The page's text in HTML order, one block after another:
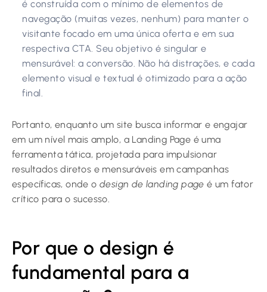
é construída com o mínimo de elementos de
navegação (muitas vezes, nenhum) para manter o
visitante focado em uma única oferta e em sua
respectiva CTA. Seu objetivo é singular e
mensurável: a conversão. Não há distrações, e cada
elemento visual e textual é otimizado para a ação
final.
Portanto, enquanto um site busca informar e engajar
em um nível mais amplo, a Landing Page é uma
ferramenta tática, projetada para impulsionar
resultados diretos e mensuráveis em campanhas
específicas, onde o design de landing page é um fator
crítico para o sucesso.
Por que o design é
fundamental para a